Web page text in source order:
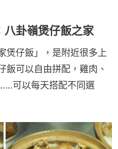
八卦嶺煲仔飯之家
煲仔飯」，是附近很多上
飯可以自由拼配，雞肉、
可以每天搭配不同選